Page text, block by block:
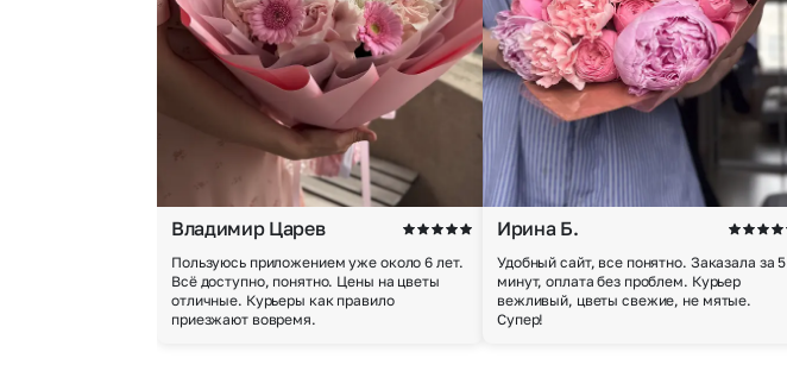
Владимир Царев
Пользуюсь приложением уже около 6 лет.
Всё доступно, понятно. Цены на цветы
отличные. Курьеры как правило
приезжают вовремя.
Ирина Б.
Удобный сайт, все понятно. Заказала за 5
минут, оплата без проблем. Курьер
вежливый, цветы свежие, не мятые.
Супер!